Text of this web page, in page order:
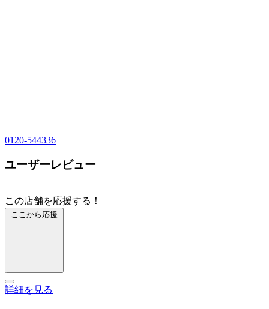
0120-544336
ユーザーレビュー
この店舗を応援する！
ここから応援
詳細を見る